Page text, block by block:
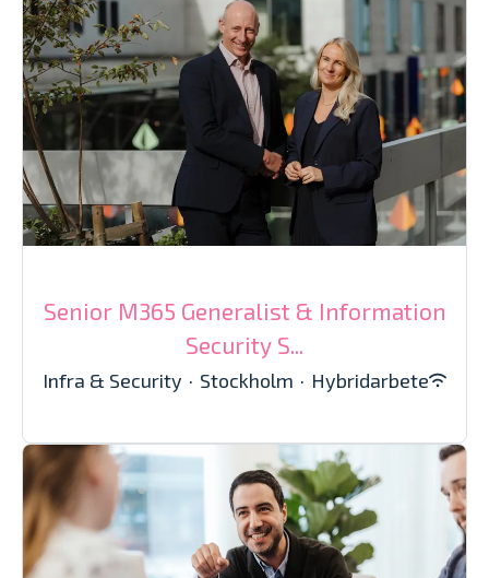
Senior M365 Generalist & Information
Security S...
Infra & Security · Stockholm · Hybridarbete